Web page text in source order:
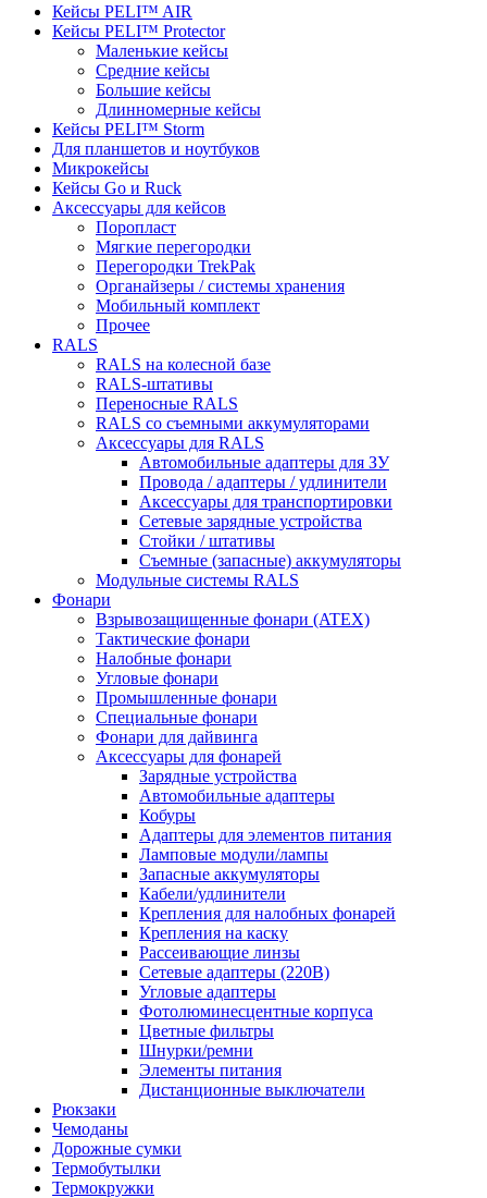
Кейсы PELI™ AIR
Кейсы PELI™ Protector
Маленькие кейсы
Средние кейсы
Большие кейсы
Длинномерные кейсы
Кейсы PELI™ Storm
Для планшетов и ноутбуков
Микрокейсы
Кейсы Go и Ruck
Аксессуары для кейсов
Поропласт
Мягкие перегородки
Перегородки TrekPak
Органайзеры / системы хранения
Мобильный комплект
Прочее
RALS
RALS на колесной базе
RALS-штативы
Переносные RALS
RALS со съемными аккумуляторами
Аксессуары для RALS
Автомобильные адаптеры для ЗУ
Провода / адаптеры / удлинители
Аксессуары для транспортировки
Сетевые зарядные устройства
Стойки / штативы
Съемные (запасные) аккумуляторы
Модульные системы RALS
Фонари
Взрывозащищенные фонари (ATEX)
Тактические фонари
Налобные фонари
Угловые фонари
Промышленные фонари
Специальные фонари
Фонари для дайвинга
Аксессуары для фонарей
Зарядные устройства
Автомобильные адаптеры
Кобуры
Адаптеры для элементов питания
Ламповые модули/лампы
Запасные аккумуляторы
Кабели/удлинители
Крепления для налобных фонарей
Крепления на каску
Рассеивающие линзы
Сетевые адаптеры (220В)
Угловые адаптеры
Фотолюминесцентные корпуса
Цветные фильтры
Шнурки/ремни
Элементы питания
Дистанционные выключатели
Рюкзаки
Чемоданы
Дорожные сумки
Термобутылки
Термокружки